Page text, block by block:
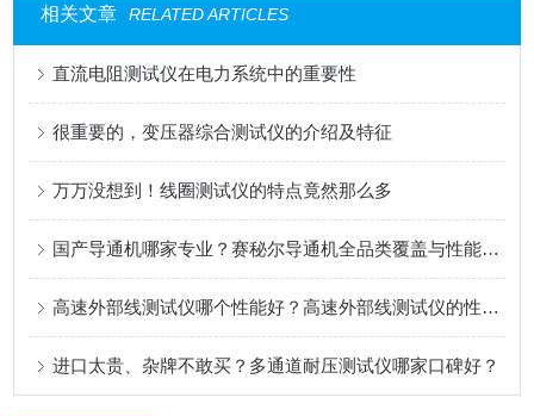
相关文章 RELATED ARTICLES
直流电阻测试仪在电力系统中的重要性
很重要的，变压器综合测试仪的介绍及特征
万万没想到！线圈测试仪的特点竟然那么多
国产导通机哪家专业？赛秘尔导通机全品类覆盖与性能深度解析
高速外部线测试仪哪个性能好？高速外部线测试仪的性价比与多维度功能解析
进口太贵、杂牌不敢买？多通道耐压测试仪哪家口碑好？